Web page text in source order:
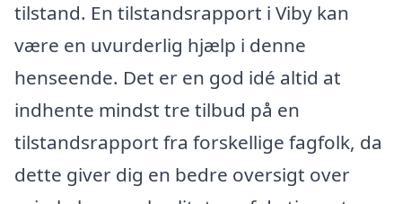
tilstand. En tilstandsrapport i Viby kan
være en uvurderlig hjælp i denne
henseende. Det er en god idé altid at
indhente mindst tre tilbud på en
tilstandsrapport fra forskellige fagfolk, da
dette giver dig en bedre oversigt over